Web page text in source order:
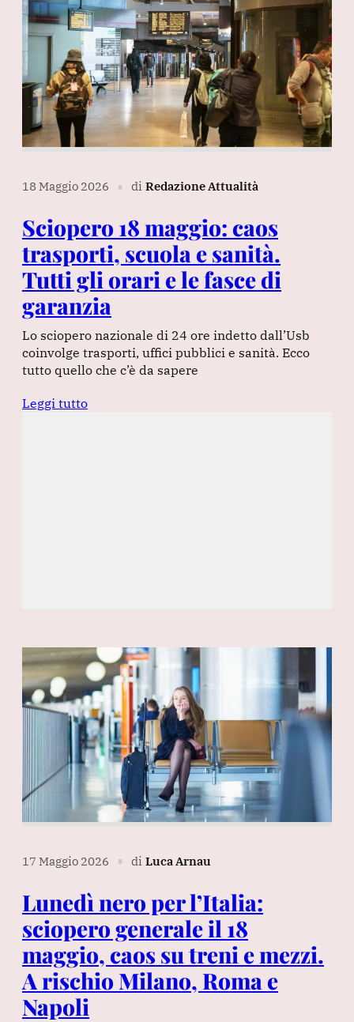
18 Maggio 2026 ∎ di Redazione Attualità
Sciopero 18 maggio: caos
trasporti, scuola e sanità.
Tutti gli orari e le fasce di
garanzia
Lo sciopero nazionale di 24 ore indetto dall’Usb
coinvolge trasporti, uffici pubblici e sanità. Ecco
tutto quello che c’è da sapere
Leggi tutto
17 Maggio 2026 ∎ di Luca Arnau
Lunedì nero per l’Italia:
sciopero generale il 18
maggio, caos su treni e mezzi.
A rischio Milano, Roma e
Napoli